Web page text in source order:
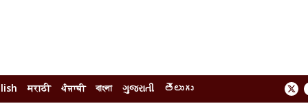
मराठी ਪੰਜਾਬੀ বাংলা ગુજરાતી తెలుగు